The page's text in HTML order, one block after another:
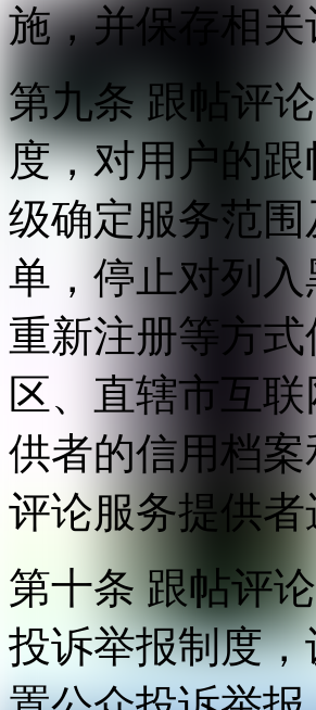
施，并保存相关
第九条 跟帖评
度，对用户的
级确定服务范
单，停止对列
重新注册等方
区、直辖市互
供者的信用档
评论服务提供
第十条 跟帖评
投诉举报制度